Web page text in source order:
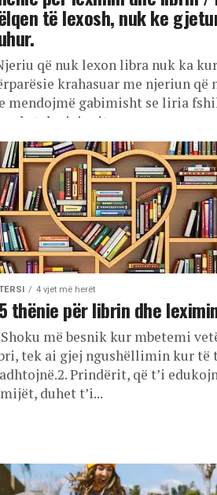
të lexosh, nuk ke
që nuk lexon libra nuk ka
krahasuar me njeriun që
mendojmë gabimisht se liria
televizionit,...
4 vjet më herët
thënie për librin dhe
Shoku më besnik kur mbetemi
tek ai gjej ngushëllimin kur të
Prindërit, që t’i
duhet t’i...